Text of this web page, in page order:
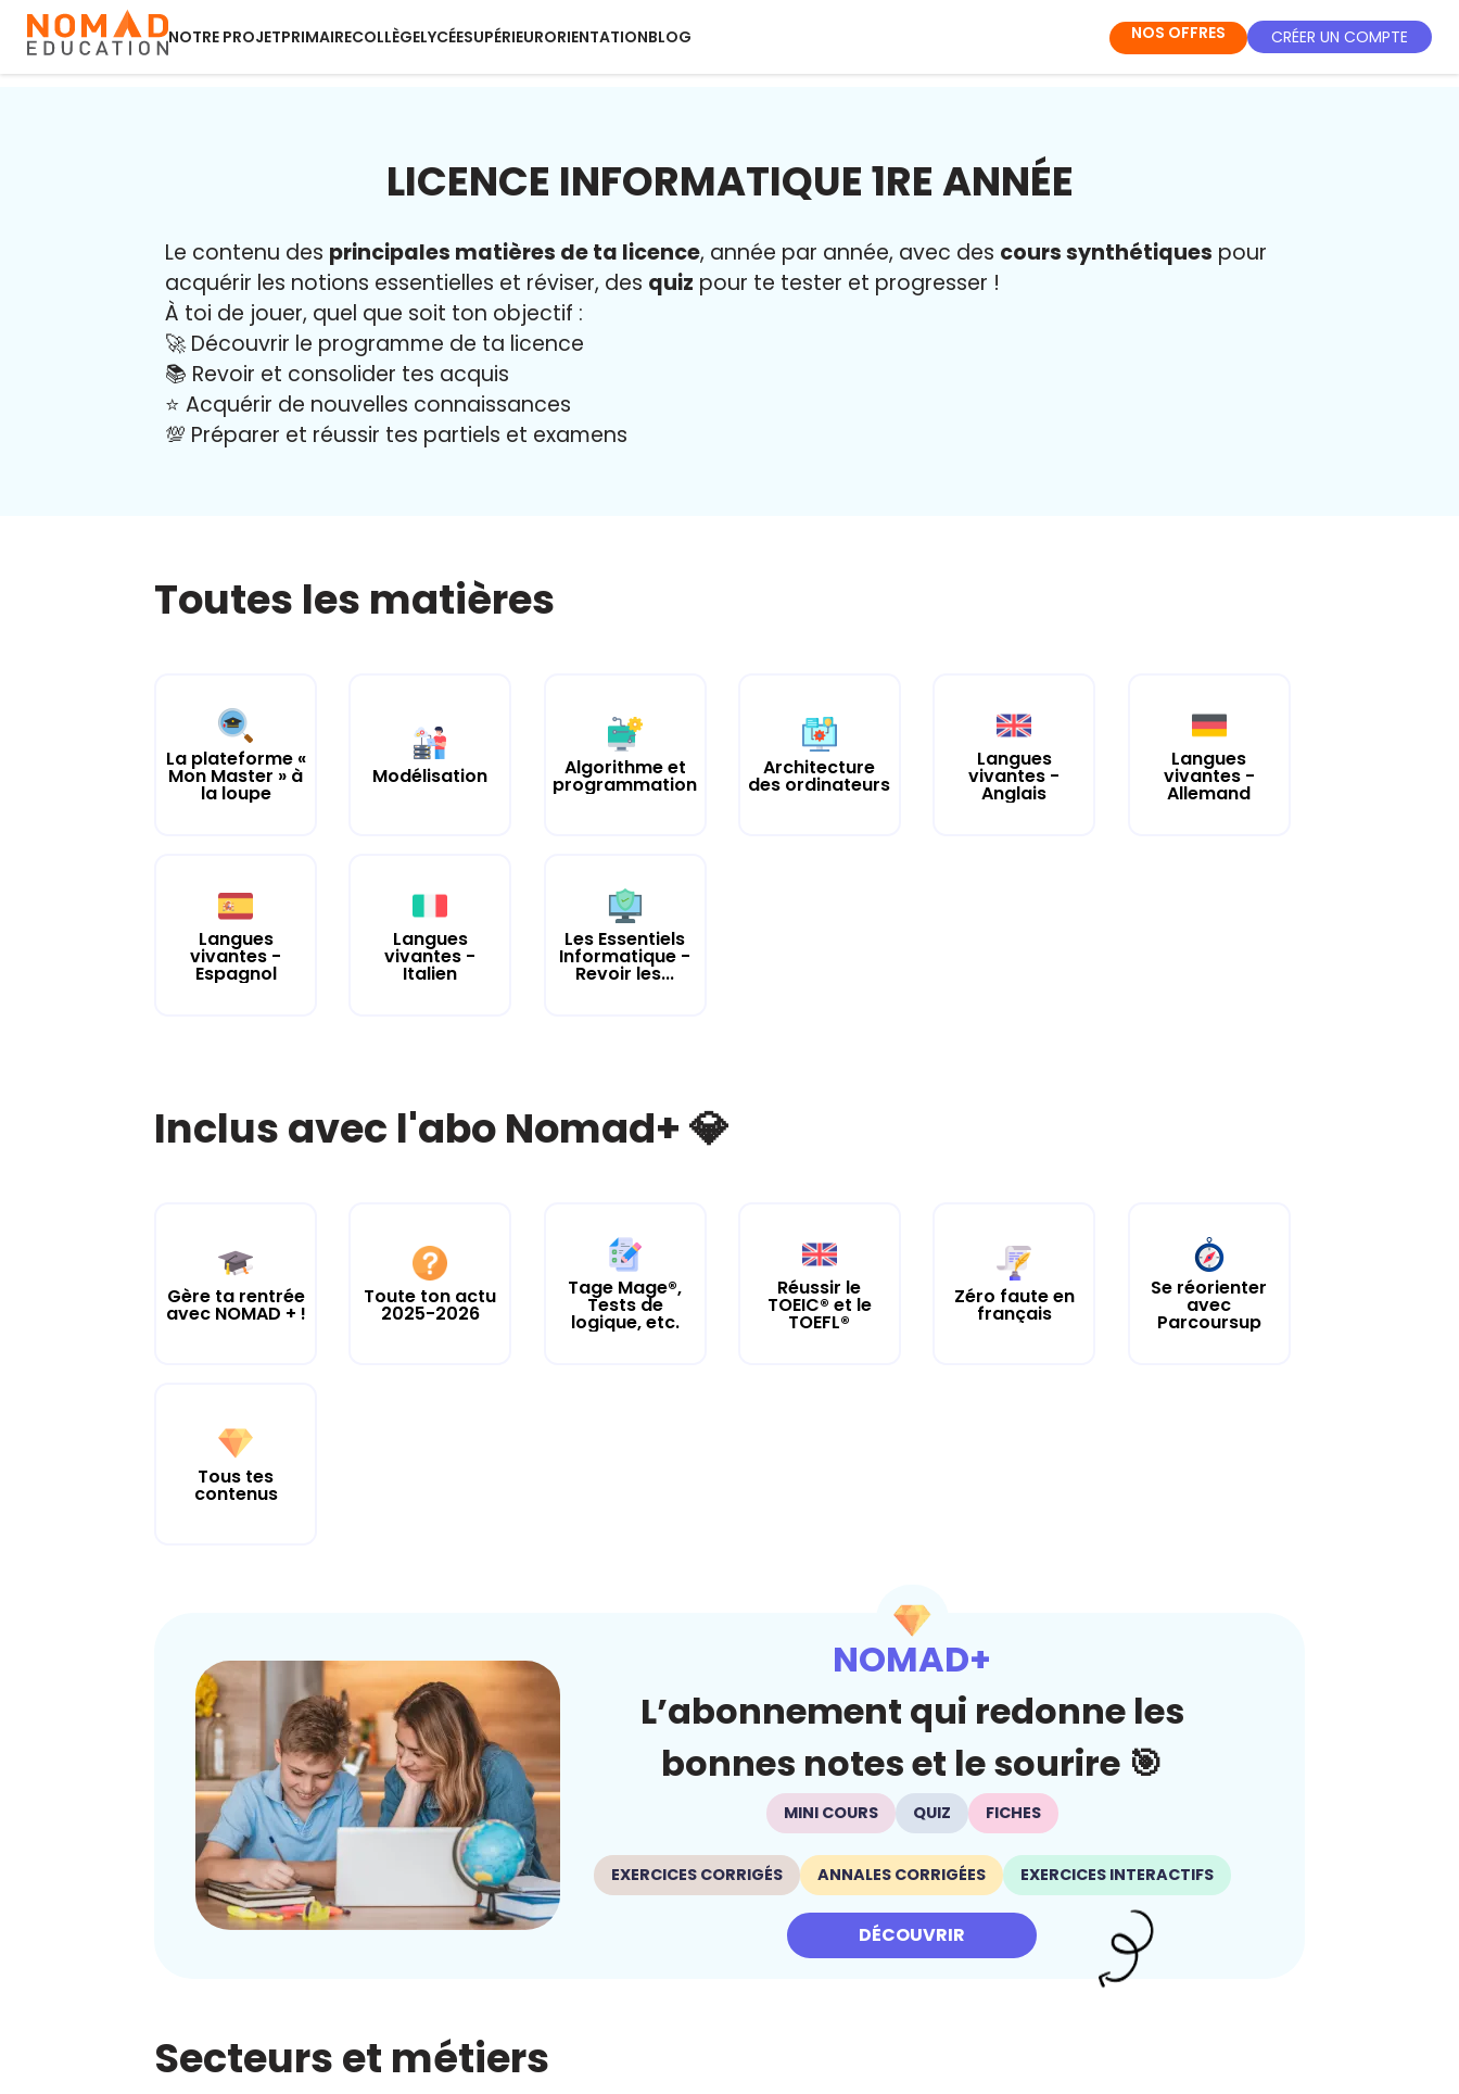
NOTRE PROJETPRIMAIRECOLLÈGELYCÉESUPÉRIEURORIENTATIONBLOG NOS OFFRES CRÉER UN COMPTE
LICENCE INFORMATIQUE 1RE ANNÉE
Le contenu des principales matières de ta licence, année par année, avec des cours synthétiques pour
acquérir les notions essentielles et réviser, des quiz pour te tester et progresser !
À toi de jouer, quel que soit ton objectif :
🚀 Découvrir le programme de ta licence
📚 Revoir et consolider tes acquis
⭐️ Acquérir de nouvelles connaissances
💯 Préparer et réussir tes partiels et examens
Toutes les matières
La plateforme «
Mon Master » à
la loupe
Modélisation Algorithme et
programmation
Architecture
des ordinateurs
Langues
vivantes -
Anglais
Langues
vivantes -
Allemand
Langues
vivantes -
Espagnol
Langues
vivantes -
Italien
Les Essentiels
Informatique -
Revoir les...
Inclus avec l'abo Nomad+ 💎
Gère ta rentrée
avec NOMAD + !
Toute ton actu
2025-2026
Tage Mage®,
Tests de
logique, etc.
Réussir le
TOEIC® et le
TOEFL®
Zéro faute en
français
Se réorienter
avec
Parcoursup
Tous tes
contenus
NOMAD+
L’abonnement qui redonne les
bonnes notes et le sourire 🎯
MINI COURS QUIZ FICHES
EXERCICES CORRIGÉS ANNALES CORRIGÉES EXERCICES INTERACTIFS
DÉCOUVRIR
Secteurs et métiers